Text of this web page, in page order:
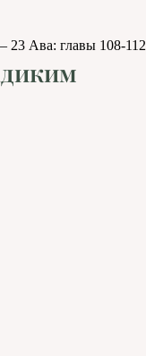
23 Ава: главы 108-112